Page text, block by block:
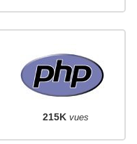
215K vues